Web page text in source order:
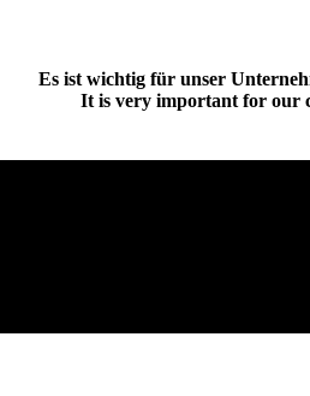
Es ist wichtig für unser
It is very important for our